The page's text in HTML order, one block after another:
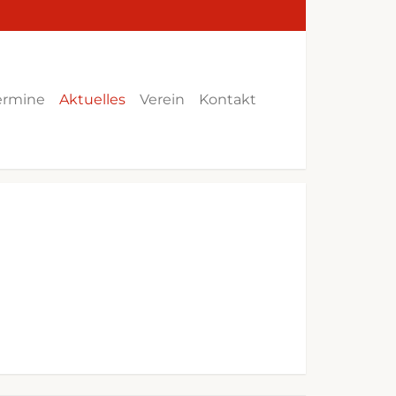
Aktuelles Verein Kontakt